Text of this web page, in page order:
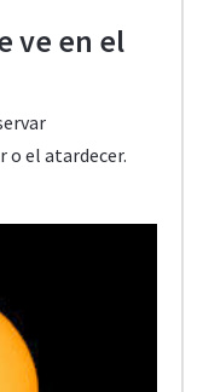
ve en el
o el atardecer.